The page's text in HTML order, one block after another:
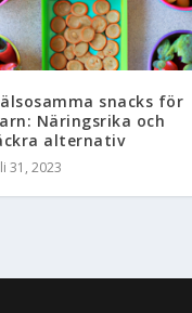
snacks för
Näringsrika och
alternativ
31, 2023